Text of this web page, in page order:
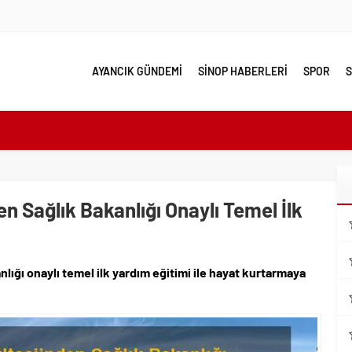
AYANCIK GÜNDEMİ SİNOP HABERLERİ SPOR
yakın takip
Attı
Nostalji Dolu Klasiklerle Devam Ediyor
Yer
İçin Uygun mu?
Sağlık Bakanlığı Onaylı Temel İlk
onaylı temel ilk yardım eğitimi ile hayat kurtarmaya